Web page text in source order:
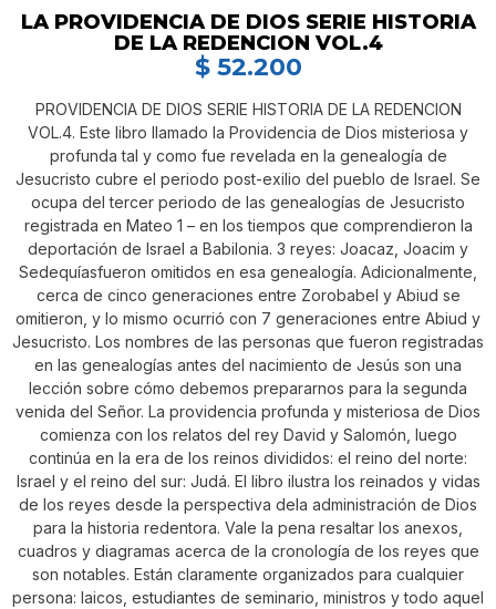
LA PROVIDENCIA DE DIOS SERIE HISTORIA
DE LA REDENCION VOL.4
$52.200
PROVIDENCIA DE DIOS SERIE HISTORIA DE LA REDENCION
VOL.4. Este libro llamado la Providencia de Dios misteriosa y
profunda tal y como fue revelada en la genealogía de
Jesucristo cubre el periodo post-exilio del pueblo de Israel. Se
ocupa del tercer periodo de las genealogías de Jesucristo
registrada en Mateo 1 – en los tiempos que comprendieron la
deportación de Israel a Babilonia. 3 reyes: Joacaz, Joacim y
Sedequíasfueron omitidos en esa genealogía. Adicionalmente,
cerca de cinco generaciones entre Zorobabel y Abiud se
omitieron, y lo mismo ocurrió con 7 generaciones entre Abiud y
Jesucristo. Los nombres de las personas que fueron registradas
en las genealogías antes del nacimiento de Jesús son una
lección sobre cómo debemos prepararnos para la segunda
venida del Señor. La providencia profunda y misteriosa de Dios
comienza con los relatos del rey David y Salomón, luego
continúa en la era de los reinos divididos: el reino del norte:
Israel y el reino del sur: Judá. El libro ilustra los reinados y vidas
de los reyes desde la perspectiva dela administración de Dios
para la historia redentora. Vale la pena resaltar los anexos,
cuadros y diagramas acerca de la cronología de los reyes que
son notables. Están claramente organizados para cualquier
persona: laicos, estudiantes de seminario, ministros y todo aquel